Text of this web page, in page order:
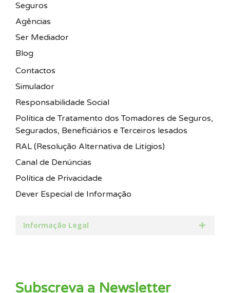
Seguros
Agências
Ser Mediador
Blog
Contactos
Simulador
Responsabilidade Social
Política de Tratamento dos Tomadores de Seguros,
Segurados, Beneficiários e Terceiros lesados
RAL (Resolução Alternativa de Litígios)
Canal de Denúncias
Política de Privacidade
Dever Especial de Informação
Informação Legal
Subscreva a Newsletter